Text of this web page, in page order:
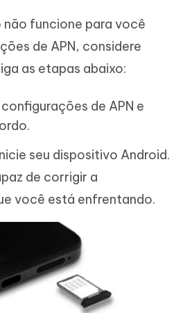
funcione para você
de APN, considere
as etapas abaixo:
de APN e
seu dispositivo Android.
de corrigir a
você está enfrentando.